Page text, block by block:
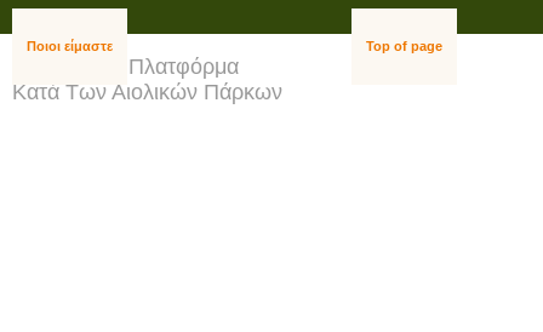
Ευρωπαϊκή Πλατφόρμα
Κατά Των Αιολικών Πάρκων
Top of page
Ποιοι είμαστε